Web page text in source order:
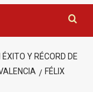
Y RÉCORD DE
FÉLIX